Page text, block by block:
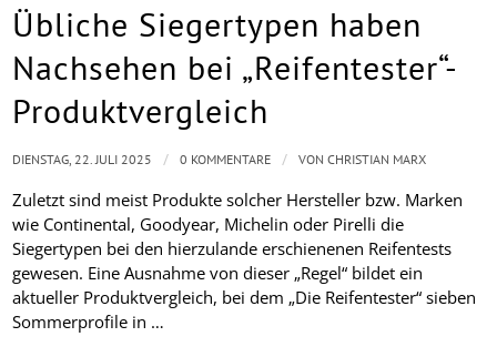
Übliche Siegertypen haben
Nachsehen bei „Reifentester“-
Produktvergleich
Zuletzt sind meist Produkte solcher Hersteller bzw. Marken
wie Continental, Goodyear, Michelin oder Pirelli die
Siegertypen bei den hierzulande erschienenen Reifentests
gewesen. Eine Ausnahme von dieser „Regel“ bildet ein
aktueller Produktvergleich, bei dem „Die Reifentester“ sieben
Sommerprofile in …
DIENSTAG, 22. JULI 2025 / 0 KOMMENTARE / VONCHRISTIAN MARX